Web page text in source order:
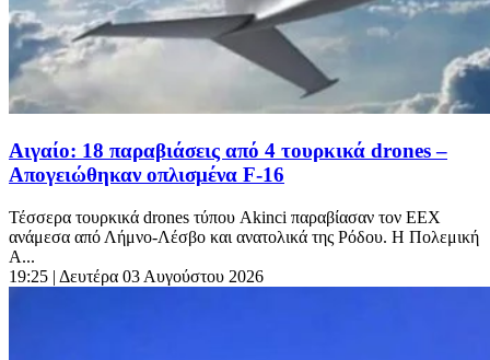
Αιγαίο: 18 παραβιάσεις από 4 τουρκικά drones –
Απογειώθηκαν οπλισμένα F-16
Τέσσερα τουρκικά drones τύπου Akinci παραβίασαν τον ΕΕΧ
ανάμεσα από Λήμνο-Λέσβο και ανατολικά της Ρόδου. Η Πολεμική
Α...
19:25 | Δευτέρα 03 Αυγούστου 2026